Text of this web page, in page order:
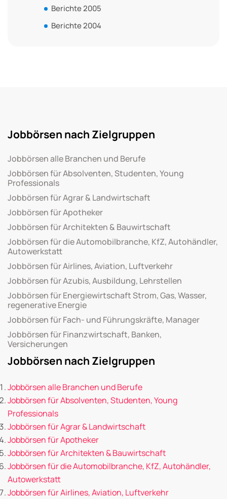
Berichte 2005
Berichte 2004
Jobbörsen nach Zielgruppen
Jobbörsen alle Branchen und Berufe
Jobbörsen für Absolventen, Studenten, Young
Professionals
Jobbörsen für Agrar & Landwirtschaft
Jobbörsen für Apotheker
Jobbörsen für Architekten & Bauwirtschaft
Jobbörsen für die Automobilbranche, KfZ, Autohändler,
Autowerkstatt
Jobbörsen für Airlines, Aviation, Luftverkehr
Jobbörsen für Azubis, Ausbildung, Lehrstellen
Jobbörsen für Energiewirtschaft Strom, Gas, Wasser,
regenerative Energie
Jobbörsen für Fach- und Führungskräfte, Manager
Jobbörsen für Finanzwirtschaft, Banken,
Versicherungen
Jobbörsen nach Zielgruppen
Jobbörsen alle Branchen und Berufe
Jobbörsen für Absolventen, Studenten, Young
Professionals
Jobbörsen für Agrar & Landwirtschaft
Jobbörsen für Apotheker
Jobbörsen für Architekten & Bauwirtschaft
Jobbörsen für die Automobilbranche, KfZ, Autohändler,
Autowerkstatt
Jobbörsen für Airlines, Aviation, Luftverkehr